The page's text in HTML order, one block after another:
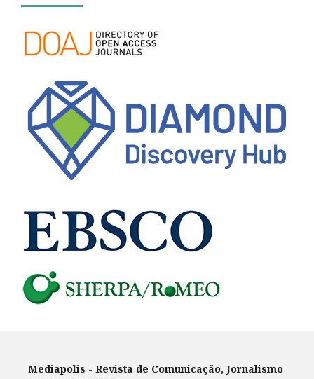
Mediapolis - Revista de Comunicação, Jornalismo